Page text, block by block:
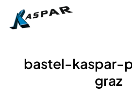
bastel-kaspar-
graz